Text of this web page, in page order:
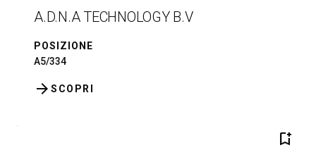
A.D.N.A TECHNOLOGY B.V
POSIZIONE
A5/334
SCOPRI
arrow_forward
bookmark_add